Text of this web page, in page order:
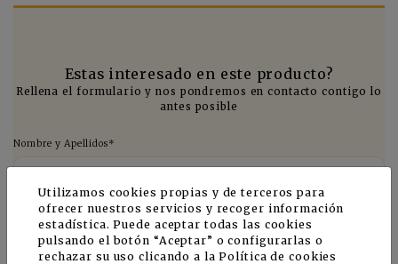
Estas interesado en este producto?
Rellena el formulario y nos pondremos en contacto contigo lo
antes posible
Nombre y Apellidos*
Utilizamos cookies propias y de terceros para
ofrecer nuestros servicios y recoger información
estadística. Puede aceptar todas las cookies
pulsando el botón “Aceptar” o configurarlas o
rechazar su uso clicando a laPolítica de cookies